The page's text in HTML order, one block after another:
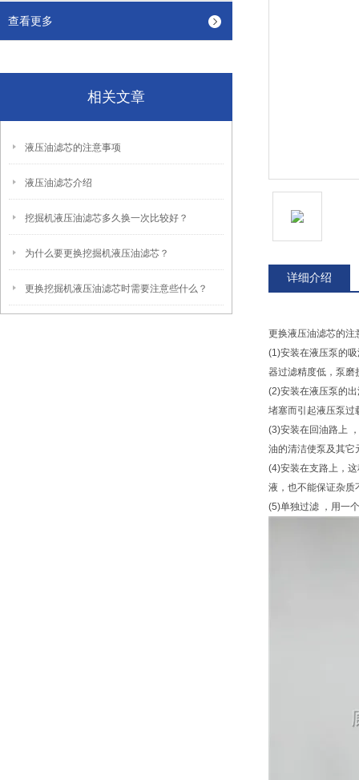
查看更多
相关文章
液压油滤芯的注意事项
液压油滤芯介绍
挖掘机液压油滤芯多久换一次比较好？
为什么要更换挖掘机液压油滤芯？
更换挖掘机液压油滤芯时需要注意些什么？
详细介绍
更换液压油滤芯的注
(1)安装在液压泵的
器过滤精度低，泵磨
(2)安装在液压泵的
堵塞而引起液压泵过
(3)安装在回油路上
油的清洁使泵及其它
(4)安装在支路上，
液，也不能保证杂质
(5)单独过滤 ，用一